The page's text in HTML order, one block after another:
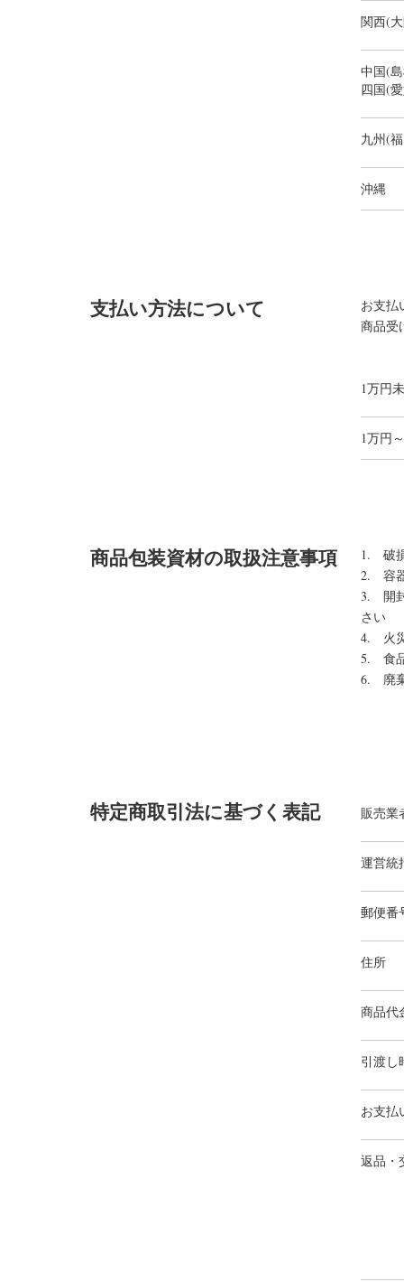
関西(
中国(
四国(
九州(
沖縄
支払い方法について
お支払
商品受
1万円
1万円
商品包装資材の取扱注意事項
1. 破
2. 容
3. 開
さい
4. 火
5. 食
6. 廃
特定商取引法に基づく表記 販売業
運営統
郵便番
住所
商品代
引渡し
お支払
返品・